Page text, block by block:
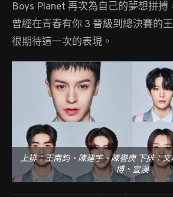
Boys Planet 再次為自己的夢想拼搏
曾經在青春有你 3 晉級到總決賽的
很期待這一次的表現。
上排：王南鈞、陳建宇、陳譽庚 下排：
博、宣淏